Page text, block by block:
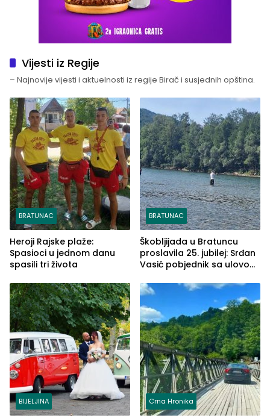
Vijesti iz Regije
– Najnovije vijesti i aktuelnosti iz regije Birač i susjednih opština.
BRATUNAC
Heroji Rajske plaže:
Spasioci u jednom danu
spasili tri života
BRATUNAC
Škobljijada u Bratuncu
proslavila 25. jubilej: Srđan
Vasić pobjednik sa ulovom
BIJELJINA Crna Hronika